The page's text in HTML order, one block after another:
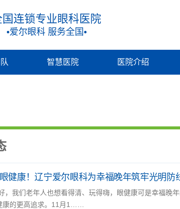
国连锁专业眼科医院
•爱尔眼科 服务全国•
智慧医院 医院介绍
健康！辽宁爱尔眼科为幸福晚年筑牢光明防
，我们老年人也想看得清、玩得嗨，眼健康可是幸福晚
康的更高追求。11月1……